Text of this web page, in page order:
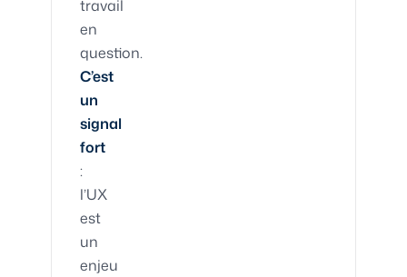
travail
en
question.
C’est
un
signal
fort
:
l’UX
est
un
enjeu